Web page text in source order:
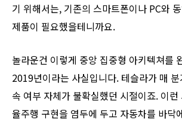
기 위해서는, 기존의 스마트폰이나 PC와
제품이 필요했을테니까요.
놀라운건 이렇게 중앙 집중형 아키텍쳐를
2019년이라는 사실입니다. 테슬라가 매
속 여부 자체가 불확실했던 시절이죠. 이
율주행 구현을 염두에 두고 자동차를 바닥